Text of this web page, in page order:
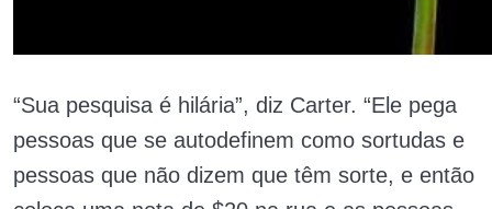
“Sua pesquisa é hilária”, diz Carter. “Ele pega
pessoas que se autodefinem como sortudas e
pessoas que não dizem que têm sorte, e então